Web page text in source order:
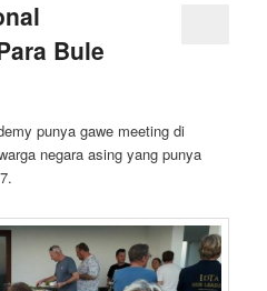
Bule
punya gawe meeting di
negara asing yang punya